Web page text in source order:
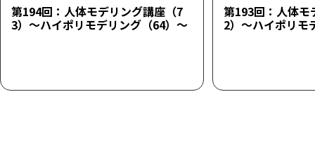
第194回：人体モデリング講座（7
3）～ハイポリモデリング（64）～
第193回：人体モ
2）～ハイポリモ